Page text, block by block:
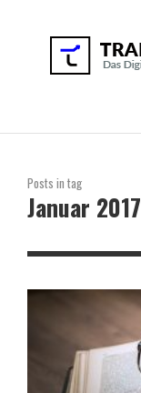
Posts in tag
Januar 2017